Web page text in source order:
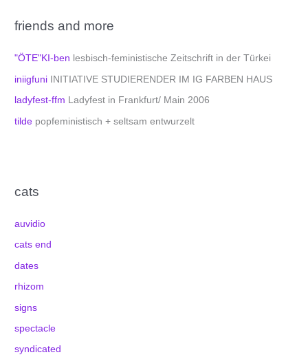
friends and more
"ÖTE"KI-ben lesbisch-feministische Zeitschrift in der Türkei
iniigfuni INITIATIVE STUDIERENDER IM IG FARBEN HAUS
ladyfest-ffm Ladyfest in Frankfurt/ Main 2006
tilde popfeministisch + seltsam entwurzelt
cats
auvidio
cats end
dates
rhizom
signs
spectacle
syndicated